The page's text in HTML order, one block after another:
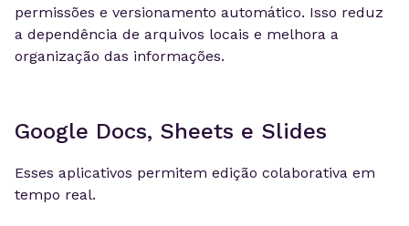
permissões e versionamento automático. Isso reduz
a dependência de arquivos locais e melhora a
organização das informações.
Google Docs, Sheets e Slides
Esses aplicativos permitem edição colaborativa em
tempo real.